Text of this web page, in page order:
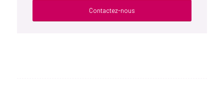
Contactez-nous